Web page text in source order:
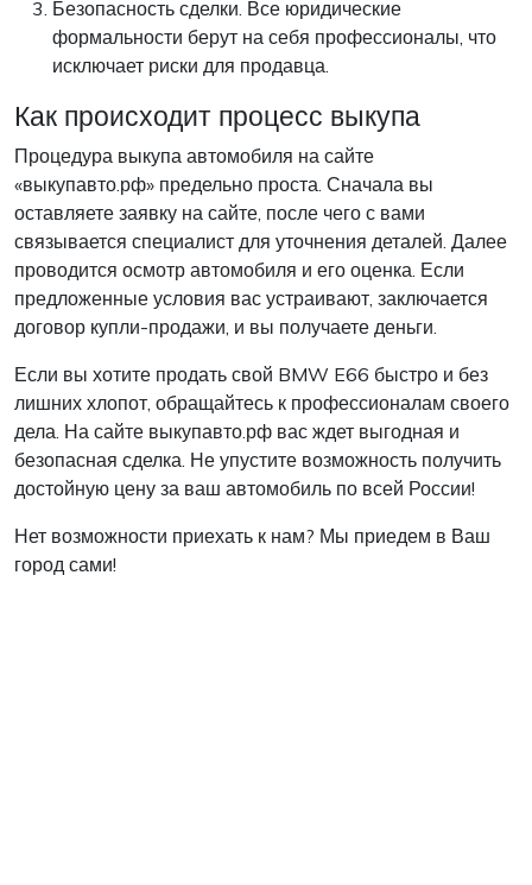
Безопасность сделки. Все юридические
формальности берут на себя профессионалы, что
исключает риски для продавца.
Как происходит процесс выкупа
Процедура выкупа автомобиля на сайте
«выкупавто.рф» предельно проста. Сначала вы
оставляете заявку на сайте, после чего с вами
связывается специалист для уточнения деталей. Далее
проводится осмотр автомобиля и его оценка. Если
предложенные условия вас устраивают, заключается
договор купли-продажи, и вы получаете деньги.
Если вы хотите продать свой BMW E66 быстро и без
лишних хлопот, обращайтесь к профессионалам своего
дела. На сайте выкупавто.рф вас ждет выгодная и
безопасная сделка. Не упустите возможность получить
достойную цену за ваш автомобиль по всей России!
Нет возможности приехать к нам? Мы приедем в Ваш
город сами!